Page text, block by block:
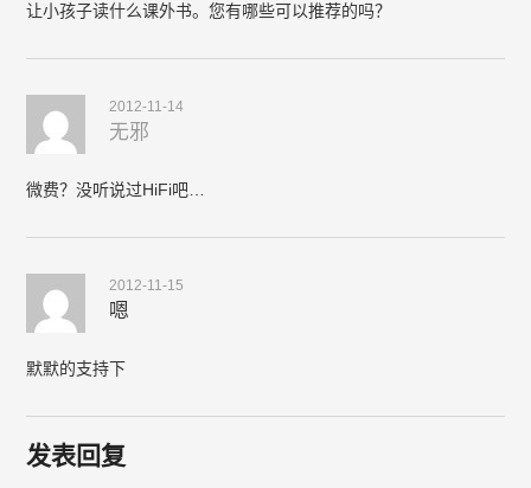
让小孩子读什么课外书。您有哪些可以推荐的吗？
2012-11-14
无邪
微费？没听说过HiFi吧…
2012-11-15
嗯
默默的支持下
发表回复